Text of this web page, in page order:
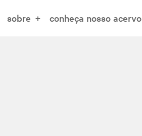
sobre conheça nosso acervo